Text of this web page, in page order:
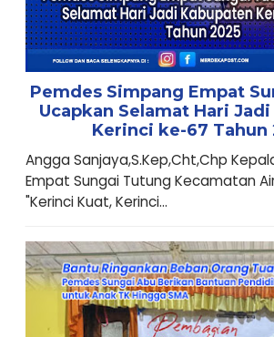
Pemdes Simpang Empat
Ucapkan Selamat Hari
Kerinci ke-67 Tahun
Angga Sanjaya,S.Kep,Cht,Chp
Empat Sungai Tutung Kecamatan
"Kerinci Kuat, Kerinci...